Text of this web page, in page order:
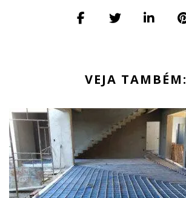
VEJA TAMBÉM: